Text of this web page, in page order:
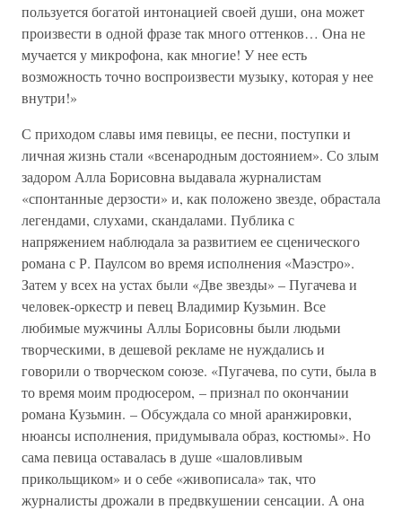
пользуется богатой интонацией своей души, она может
произвести в одной фразе так много оттенков… Она не
мучается у микрофона, как многие! У нее есть
возможность точно воспроизвести музыку, которая у нее
внутри!»
С приходом славы имя певицы, ее песни, поступки и
личная жизнь стали «всенародным достоянием». Со злым
задором Алла Борисовна выдавала журналистам
«спонтанные дерзости» и, как положено звезде, обрастала
легендами, слухами, скандалами. Публика с
напряжением наблюдала за развитием ее сценического
романа с Р. Паулсом во время исполнения «Маэстро».
Затем у всех на устах были «Две звезды» – Пугачева и
человек-оркестр и певец Владимир Кузьмин. Все
любимые мужчины Аллы Борисовны были людьми
творческими, в дешевой рекламе не нуждались и
говорили о творческом союзе. «Пугачева, по сути, была в
то время моим продюсером, – признал по окончании
романа Кузьмин. – Обсуждала со мной аранжировки,
нюансы исполнения, придумывала образ, костюмы». Но
сама певица оставалась в душе «шаловливым
прикольщиком» и о себе «живописала» так, что
журналисты дрожали в предвкушении сенсации. А она